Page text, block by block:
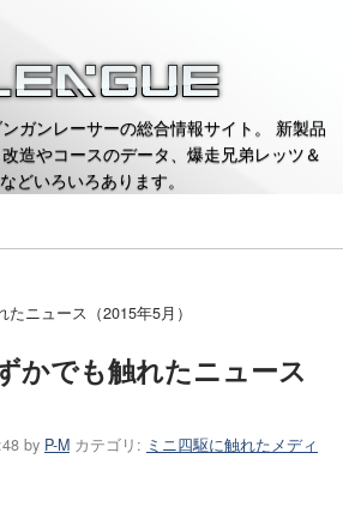
ガンレーサーの総合情報サイト。 新製品
造やコースのデータ、爆走兄弟レッツ＆
どいろいろあります。
ニュース（2015年5月）
かでも触れたニュース
by P-M カテゴリ: ミニ四駆に触れたメディ